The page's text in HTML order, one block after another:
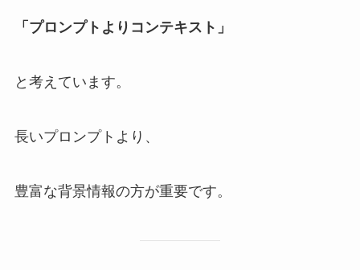
「プロンプトよりコンテキスト」
と考えています。
長いプロンプトより、
豊富な背景情報の方が重要です。